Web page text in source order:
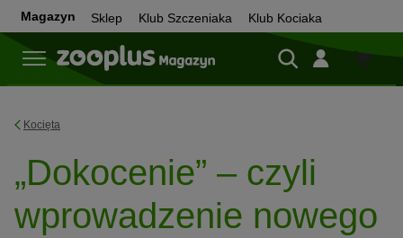
Magazyn Sklep Klub Szczeniaka Klub Kociaka
Sklep
Kocięta
„Dokocenie” – czyli
wprowadzenie nowego